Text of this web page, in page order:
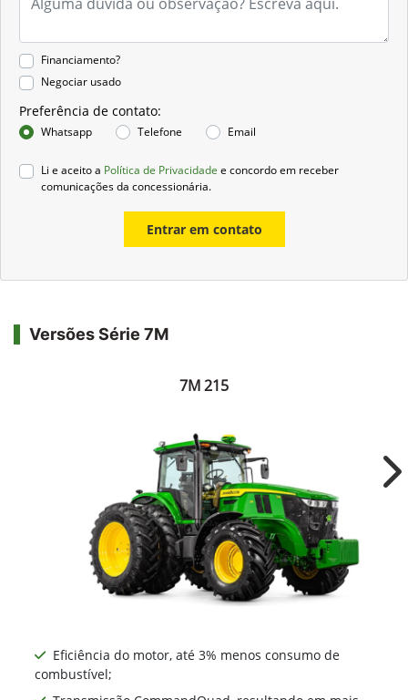
Financiamento?
Negociar usado
Preferência de contato:
Whatsapp Telefone Email
Li e aceito a Política de Privacidade e concordo em receber
comunicações da concessionária.
Entrar em contato
Versões Série 7M
7M 215
Eficiência do motor, até 3% menos consumo de
combustível;